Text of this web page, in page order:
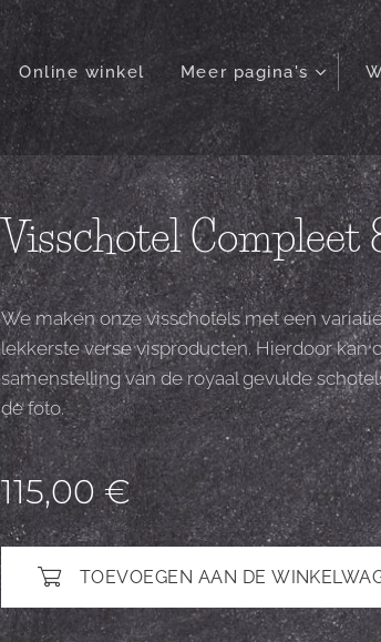
Online winkel Meer pagina's
Visschotel Compleet
We maken onze visschotels met een
lekkerste verse visproducten. Hierdoor kan
samenstelling van de royaal gevulde
de foto.
115,00€
TOEVOEGEN AAN DE